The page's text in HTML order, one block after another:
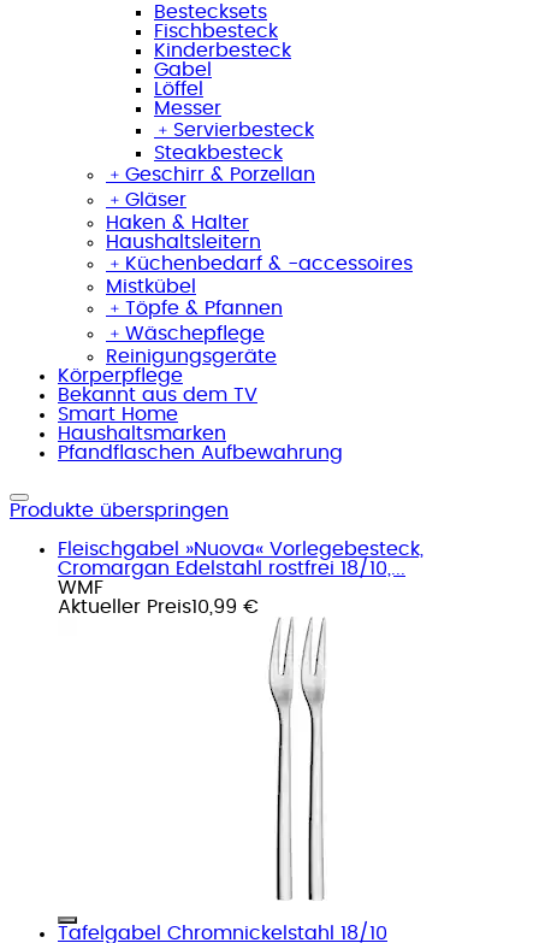
Bestecksets
Fischbesteck
Kinderbesteck
Gabel
Löffel
Messer
﹢ Servierbesteck
Steakbesteck
﹢ Geschirr & Porzellan
﹢ Gläser
Haken & Halter
Haushaltsleitern
﹢ Küchenbedarf & -accessoires
Mistkübel
﹢ Töpfe & Pfannen
﹢ Wäschepflege
Reinigungsgeräte
Körperpflege
Bekannt aus dem TV
Smart Home
Haushaltsmarken
Pfandflaschen Aufbewahrung
Produkte überspringen
Fleischgabel »Nuova« Vorlegebesteck,
Cromargan Edelstahl rostfrei 18/10,...
WMF
Aktueller Preis10,99 €
Tafelgabel Chromnickelstahl 18/10